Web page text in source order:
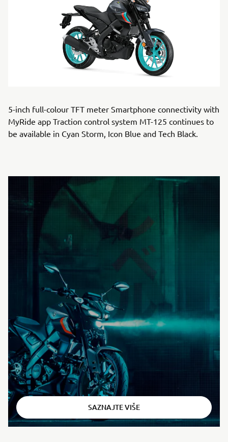
5-inch full-colour TFT meter Smartphone connectivity with
MyRide app Traction control system MT-125 continues to
be available in Cyan Storm, Icon Blue and Tech Black.
⠀
SAZNAJTE VIŠE